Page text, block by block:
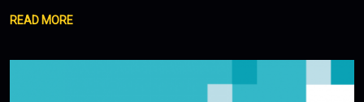
READ MORE